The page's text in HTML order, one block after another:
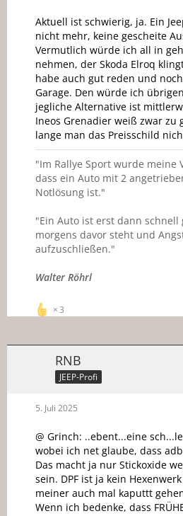
Aktuell ist schwierig, ja. Ein
nicht mehr, keine gescheite
Vermutlich würde ich all in
nehmen, der Skoda Elroq
habe auch gut reden und
Garage. Den würde ich
jegliche Alternative ist
Ineos Grenadier weiß zwar zu
lange man das Preisschild
"Im Rallye Sport wurde meine
dass ein Auto mit 2
Notlösung ist."
"Ein Auto ist erst dann schnell
morgens davor steht und
aufzuschließen."
Walter Röhrl
3
RNB
JEEP-Profi
5. Juli 2025
@ Grinch: ..ebent...eine
wobei ich net glaube, dass
Das macht ja nur Stickoxide
sein. DPF ist ja kein
meiner auch mal kaputtt
Wenn ich bedenke, dass